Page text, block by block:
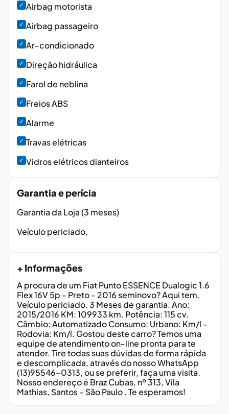
✓ Airbag motorista
✓ Airbag passageiro
✓ Ar-condicionado
✓ Direção hidráulica
✓ Farol de neblina
✓ Freios ABS
✓ Alarme
✓ Travas elétricas
✓ Vidros elétricos dianteiros
Garantia e perícia
Garantia da Loja (3 meses)
Veículo periciado.
+ Informações
A procura de um Fiat Punto ESSENCE Dualogic 1.6
Flex 16V 5p - Preto - 2016 seminovo? Aqui tem.
Veículo periciado. 3 Meses de garantia. Ano:
2015/2016 KM: 109933 km. Potência: 115 cv.
Câmbio: Automatizado Consumo: Urbano: Km/l -
Rodovia: Km/l. Gostou deste carro? Temos uma
equipe de atendimento on-line pronta para te
atender. Tire todas suas dúvidas de forma rápida
e descomplicada, através do nosso WhatsApp
(13)95546-0313, ou se preferir, faça uma visita.
Nosso endereço é Braz Cubas, nº 313, Vila
Mathias, Santos - São Paulo . Te esperamos!